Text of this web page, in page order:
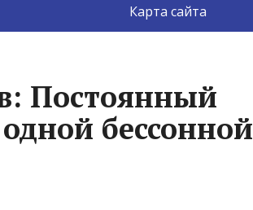
Карта сайта
Постоянный
бессонной